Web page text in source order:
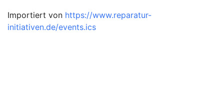
Importiert von https://www.reparatur-
initiativen.de/events.ics